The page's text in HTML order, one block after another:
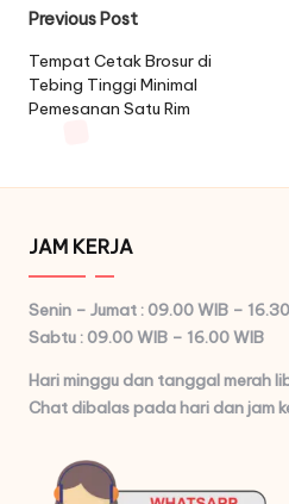
Post
navigation
Previous Post
Tempat Cetak Brosur di
Tebing Tinggi Minimal
Pemesanan Satu Rim
JAM KERJA
Senin – Jumat : 09.00 WIB –
Sabtu : 09.00 WIB – 16.00 WIB
Hari minggu dan tanggal merah
Chat dibalas pada hari dan jam